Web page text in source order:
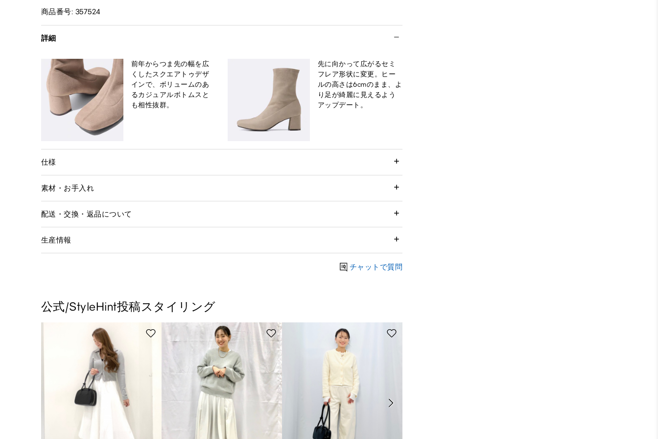
商品番号: 357524
詳細
前年からつま先の幅を広
くしたスクエアトゥデザ
インで、ボリュームのあ
るカジュアルボトムスと
も相性抜群。
先に向かって広がるセミ
フレア形状に変更。ヒー
ルの高さは6cmのまま、よ
り足が綺麗に見えるよう
アップデート。
仕様
素材・お手入れ
配送・交換・返品について
生産情報
チャットで質問
公式/StyleHint投稿スタイリング